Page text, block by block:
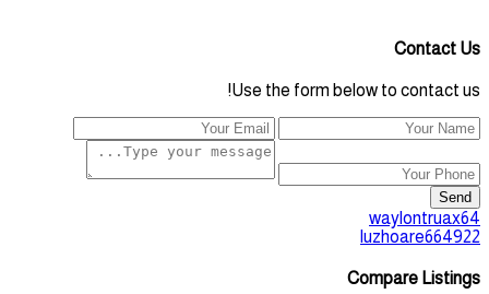
Contact Us
Use the form below to contact us!
Send
waylontruax64
luzhoare664922
Compare Listings